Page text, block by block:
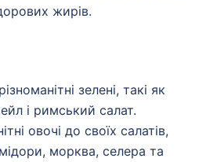
жирів.
зелені, такі як
і римський салат.
овочі до своїх салатів,
морква, селера та